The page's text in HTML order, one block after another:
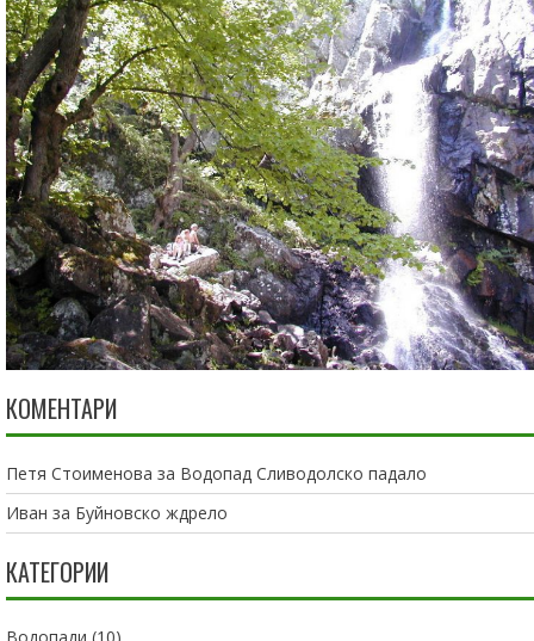
КОМЕНТАРИ
Петя Стоименова за Водопад Сливодолско падало
Иван за Буйновско ждрело
КАТЕГОРИИ